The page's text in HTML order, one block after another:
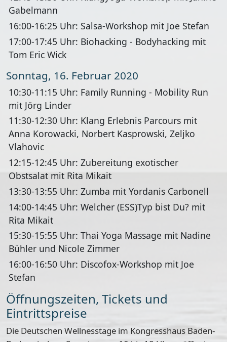
Gabelmann
16:00-16:25 Uhr: Salsa-Workshop mit Joe Stefan
17:00-17:45 Uhr: Biohacking - Bodyhacking mit
Tom Eric Wick
Sonntag, 16. Februar 2020
10:30-11:15 Uhr: Family Running - Mobility Run
mit Jörg Linder
11:30-12:30 Uhr: Klang Erlebnis Parcours mit
Anna Korowacki, Norbert Kasprowski, Zeljko
Vlahovic
12:15-12:45 Uhr: Zubereitung exotischer
Obstsalat mit Rita Mikait
13:30-13:55 Uhr: Zumba mit Yordanis Carbonell
14:00-14:45 Uhr: Welcher (ESS)Typ bist Du? mit
Rita Mikait
15:30-15:55 Uhr: Thai Yoga Massage mit Nadine
Bühler und Nicole Zimmer
16:00-16:50 Uhr: Discofox-Workshop mit Joe
Stefan
Öffnungszeiten, Tickets und
Eintrittspreise
Die Deutschen Wellnesstage im Kongresshaus Baden-